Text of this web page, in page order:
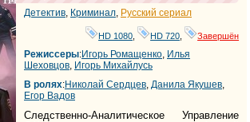
Детектив, Криминал, Русский сериал
HD 1080 HD 720 Завершён
Режиссеры:Игорь Ромащенко, Илья
Шеховцов, Игорь Михайлусь
В ролях:Николай Сердцев, Данила Якушев,
Егор Вадов
Следственно-Аналитическое Управление